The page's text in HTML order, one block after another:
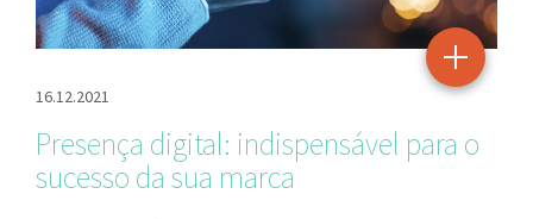
16.12.2021
Presença digital: indispensável para o
sucesso da sua marca